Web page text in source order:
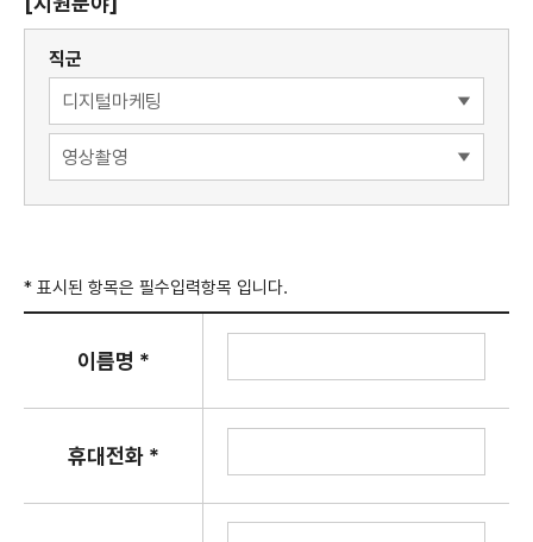
직군
* 표시된 항목은 필수입력항목 입니다.
이름명 *
휴대전화 *